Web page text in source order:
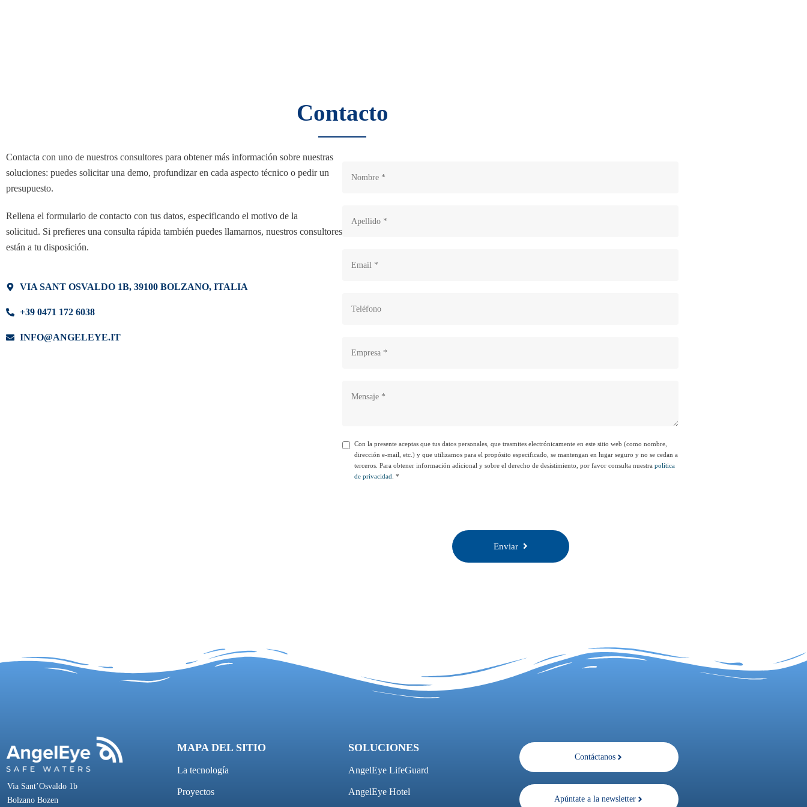
Contacto
Contacta con uno de nuestros consultores para obtener más información sobre nuestras
soluciones: puedes solicitar una demo, profundizar en cada aspecto técnico o pedir un
presupuesto.
Rellena el formulario de contacto con tus datos, especificando el motivo de la
solicitud. Si prefieres una consulta rápida también puedes llamarnos, nuestros consultores
están a tu disposición.
VIA SANT OSVALDO 1B, 39100 BOLZANO, ITALIA
+39 0471 172 6038
INFO@ANGELEYE.IT
Con la presente aceptas que tus datos personales, que trasmites electrónicamente en este sitio web (como nombre,
dirección e-mail, etc.) y que utilizamos para el propósito especificado, se mantengan en lugar seguro y no se cedan a
terceros. Para obtener información adicional y sobre el derecho de desistimiento, por favor consulta nuestra política
de privacidad . *
Enviar
Via Sant’Osvaldo 1b
Bolzano Bozen
MAPA DEL SITIO
La tecnología
Proyectos
SOLUCIONES
AngelEye LifeGuard
AngelEye Hotel
Contáctanos
Apúntate a la newsletter